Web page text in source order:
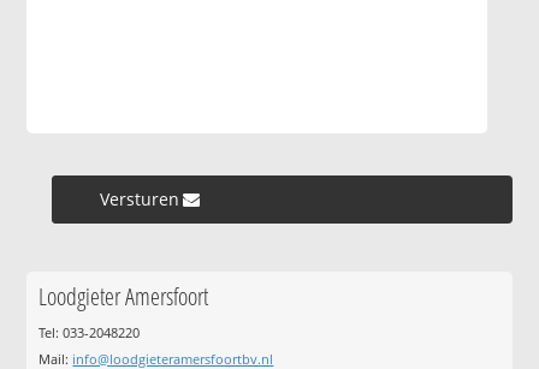
Versturen »
Loodgieter Amersfoort
Tel: 033-2048220
Mail: info@loodgieteramersfoortbv.nl